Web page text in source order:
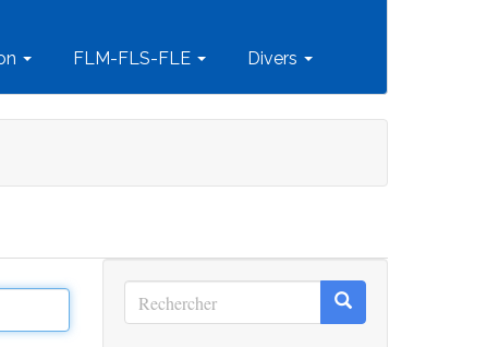
FLM-FLS-FLE Divers
Rechercher
Rechercher Rechercher